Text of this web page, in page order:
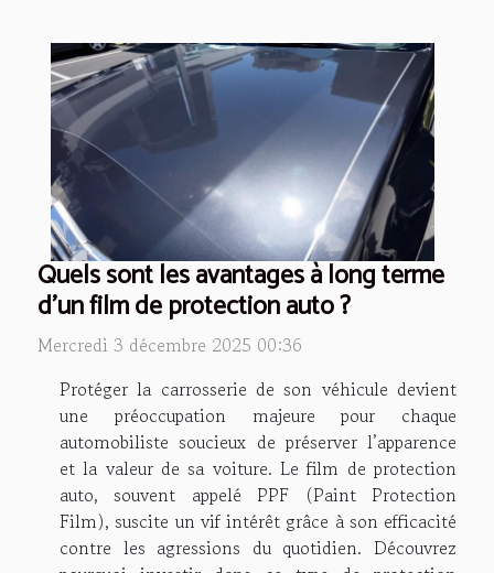
Quels sont les avantages à long terme
d'un film de protection auto ?
Mercredi 3 décembre 2025 00:36
Protéger la carrosserie de son véhicule devient
une préoccupation majeure pour chaque
automobiliste soucieux de préserver l’apparence
et la valeur de sa voiture. Le film de protection
auto, souvent appelé PPF (Paint Protection
Film), suscite un vif intérêt grâce à son efficacité
contre les agressions du quotidien. Découvrez